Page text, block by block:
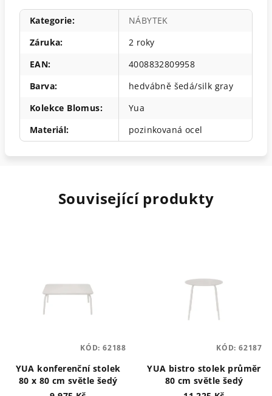
Kategorie:
NÁBYTEK
Záruka:
2 roky
EAN:
4008832809958
Barva:
hedvábně šedá/silk gray
Kolekce Blomus:
Yua
Materiál: pozinkovaná ocel
Související produkty
YUA konferenční stolek
80 x 80 cm světle šedý
KÓD: 62188
YUA bistro stolek průměr
80 cm světle šedý
KÓD: 62187